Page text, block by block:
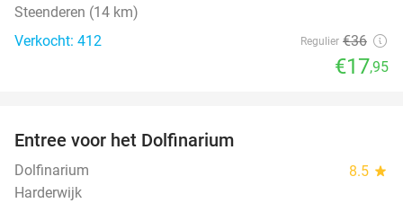
Steenderen (14 km)
Verkocht: 412
Regulier €36
€17,95
Entree voor het Dolfinarium
Dolfinarium 8.5 star
Harderwijk